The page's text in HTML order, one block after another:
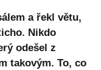
a řekl větu,
Nikdo
odešel z
takovým. To, co